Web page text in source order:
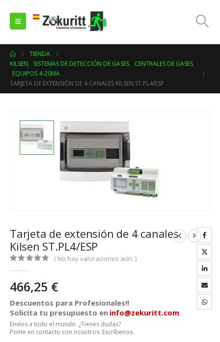
TIENDA
KILSEN, SISTEMAS DE DETECCIÓN DE GASES, CENTRALES DE GASES,
EQUIPOS 4-20MA
TARJETA DE EXTENSIÓN DE 4 CANALES KILSEN ST.PL4/ESP
Tarjeta de extensión de 4 canales
Kilsen ST.PL4/ESP
( No hay valoraciones aún. )
466,25 €
Descuentos para Profesionales!!
Solicita tu presupuesto en info@zekuritt.com
Envíos a todo el mundo. ¿Tienes dudas?
Ponte en contacto con nosotros. Escríbenos.